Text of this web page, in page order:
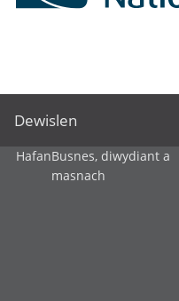
Dewislen
HafanBusnes, diwydiant a
masnach